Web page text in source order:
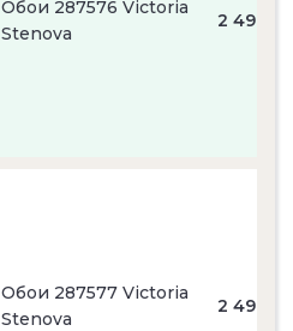
Обои 287576 Victoria
Stenova
2 490
Обои 287577 Victoria
Stenova
2 490